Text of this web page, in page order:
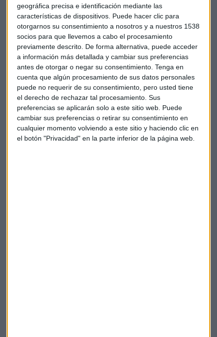
geográfica precisa e identificación mediante las
características de dispositivos. Puede hacer clic para
otorgarnos su consentimiento a nosotros y a nuestros 1538
socios para que llevemos a cabo el procesamiento
previamente descrito. De forma alternativa, puede acceder
a información más detallada y cambiar sus preferencias
antes de otorgar o negar su consentimiento. Tenga en
cuenta que algún procesamiento de sus datos personales
puede no requerir de su consentimiento, pero usted tiene
el derecho de rechazar tal procesamiento. Sus
preferencias se aplicarán solo a este sitio web. Puede
cambiar sus preferencias o retirar su consentimiento en
cualquier momento volviendo a este sitio y haciendo clic en
el botón "Privacidad" en la parte inferior de la página web.
Sobre este tema la sociedad y las empresas van